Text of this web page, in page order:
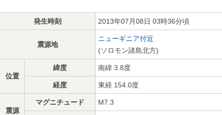
発生時刻 2013年07月08日 03時36分頃
震源地
ニューギニア付近
(ソロモン諸島北方)
位置
緯度 南緯 3.8度
経度 東経 154.0度
震源
マグニチュード M7.3